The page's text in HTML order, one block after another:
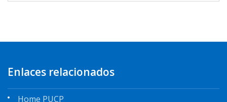
Enlaces relacionados
Home PUCP